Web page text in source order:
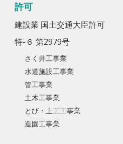
許可
建設業 国土交通大臣許可
特-６ 第2979号
さく井工事業
水道施設工事業
管工事業
土木工事業
とび・土工工事業
造園工事業